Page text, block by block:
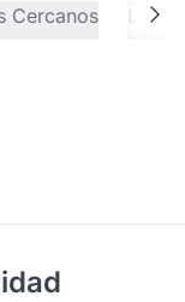
Cercanos